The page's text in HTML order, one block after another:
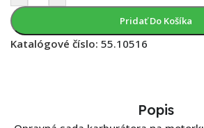
Pridať Do Košíka
Katalógové číslo: 55.10516
Popis